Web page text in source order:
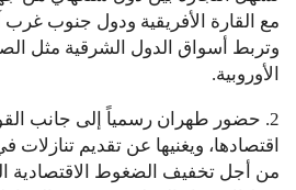
مع القارة الأفريقية ودول جنوب
وتربط أسواق الدول الشرقية مثل
الأوروبية.
2. حضور طهران رسمياً إلى جانب
اقتصادها، ويغنيها عن تقديم تنازلات
من أجل تخفيف الضغوط الاقتصادية